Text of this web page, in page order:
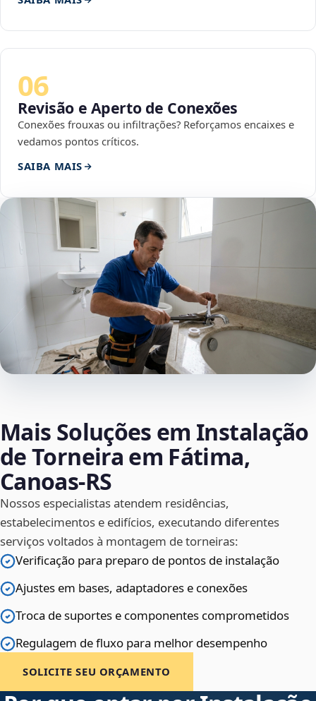
06
Revisão e Aperto de Conexões
Conexões frouxas ou infiltrações? Reforçamos encaixes e
vedamos pontos críticos.
SAIBA MAIS
Mais Soluções em Instalação
de Torneira em Fátima,
Canoas‑RS
Nossos especialistas atendem residências,
estabelecimentos e edifícios, executando diferentes
serviços voltados à montagem de torneiras:
Verificação para preparo de pontos de instalação
Ajustes em bases, adaptadores e conexões
Troca de suportes e componentes comprometidos
Regulagem de fluxo para melhor desempenho
SOLICITE SEU ORÇAMENTO